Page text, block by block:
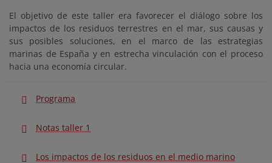
El objetivo de este taller era favorecer el diálogo sobre los
impactos de los residuos terrestres en el mar, sus causas y
sus posibles soluciones, en el marco de las estrategias
marinas de España y en estrecha vinculación con el proceso
hacia una economía circular.
Programa
Notas taller 1
Los impactos de los residuos en el medio marino